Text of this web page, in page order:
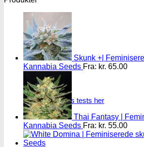
Oplev alle vores tests her
Skunk +|
Kannabia Seeds Fra: kr. 65.00
Thai Fantasy |
Kannabia Seeds Fra: kr. 55.00